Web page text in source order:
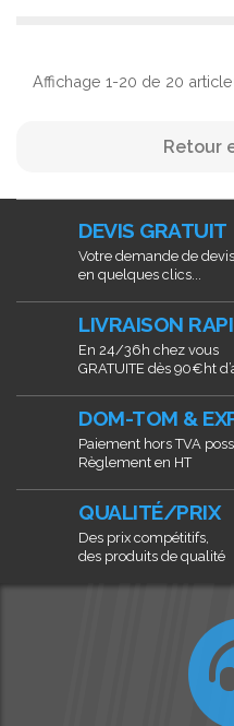
Affichage 1-20 de 20
Retour
DEVIS GRATUIT
Votre demande de devis
en quelques clics...
LIVRAISON
En 24/36h chez vous
GRATUITE dès 90€ht
DOM-TOM &
Paiement hors TVA
Règlement en HT
QUALITÉ/PRIX
Des prix compétitifs,
des produits de qualité